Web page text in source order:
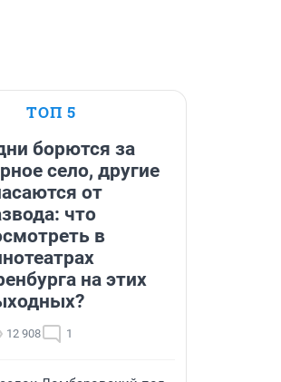
ТОП 5
борются за
село, другие
от
что
в
на этих
12 908 1